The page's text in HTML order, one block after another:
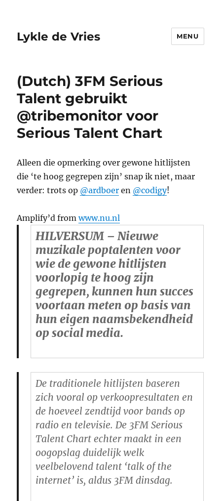
Lykle de Vries MENU
(Dutch) 3FM Serious
Talent gebruikt
@tribemonitor voor
Serious Talent Chart
Alleen die opmerking over gewone hitlijsten
die ‘te hoog gegrepen zijn’ snap ik niet, maar
verder: trots op @ardboer en @codigy!
Amplify’d fromwww.nu.nl
HILVERSUM – Nieuwe
muzikale poptalenten voor
wie de gewone hitlijsten
voorlopig te hoog zijn
gegrepen, kunnen hun succes
voortaan meten op basis van
hun eigen naamsbekendheid
op social media.
De traditionele hitlijsten baseren
zich vooral op verkoopresultaten en
de hoeveel zendtijd voor bands op
radio en televisie. De 3FM Serious
Talent Chart echter maakt in een
oogopslag duidelijk welk
veelbelovend talent ‘talk of the
internet’ is, aldus 3FM dinsdag.